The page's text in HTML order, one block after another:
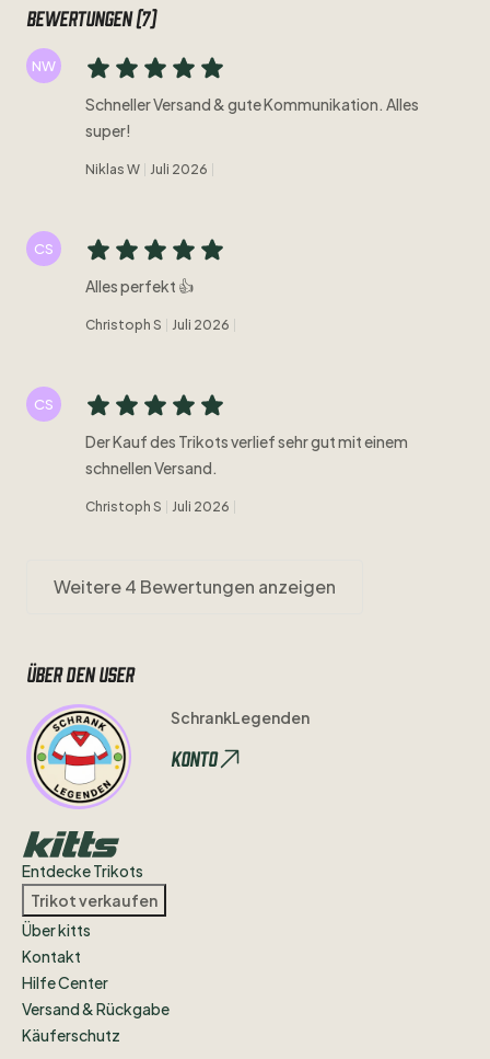
Bewertungen (7)
NW
Schneller Versand & gute Kommunikation. Alles
super!
Niklas W Juli 2026
CS
Alles perfekt 👍
Christoph S Juli 2026
CS
Der Kauf des Trikots verlief sehr gut mit einem
schnellen Versand.
Christoph S Juli 2026
Weitere 4 Bewertungen anzeigen
Über den user
SchrankLegenden
Konto
Entdecke Trikots
Trikot verkaufen
Über kitts
Kontakt
Hilfe Center
Versand & Rückgabe
Käuferschutz